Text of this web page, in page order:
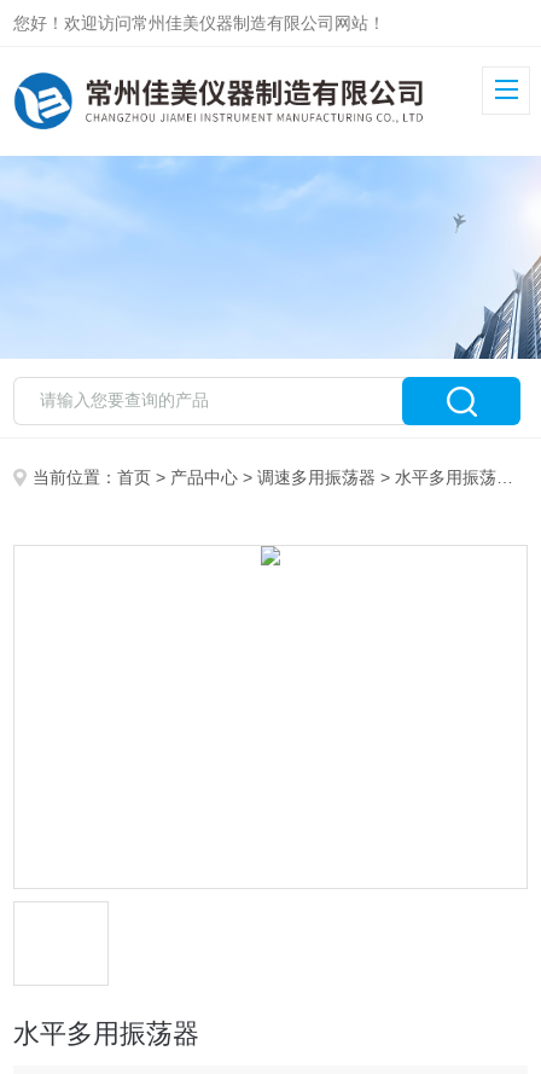
您好！欢迎访问常州佳美仪器制造有限公司网站！
当前位置：首页 > 产品中心 >调速多用振荡器 > 水平多用振荡器
水平多用振荡器